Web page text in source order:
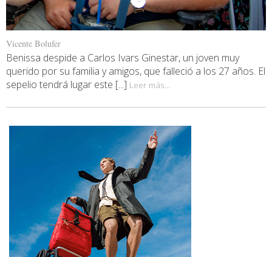
Vicente Bolufer
Benissa despide a Carlos Ivars Ginestar, un joven muy
querido por su familia y amigos, que falleció a los 27 años. El
sepelio tendrá lugar este [...] Leer más...